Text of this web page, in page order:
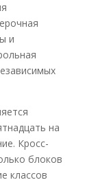
и
на
Кросс-
блоков
классов